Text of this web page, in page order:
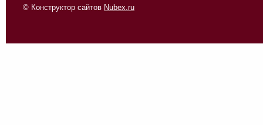
© Конструктор сайтов Nubex.ru